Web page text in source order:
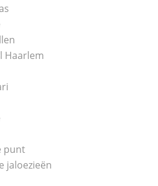
Haarlem
punt
jaloezieën